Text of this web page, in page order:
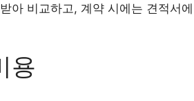
아 비교하고, 계약 시에는 견적서
용